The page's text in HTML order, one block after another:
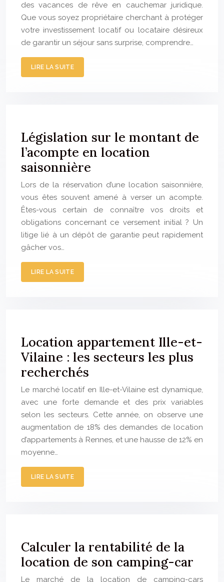
des vacances de rêve en cauchemar juridique.
Que vous soyez propriétaire cherchant à protéger
votre investissement locatif ou locataire désireux
de garantir un séjour sans surprise, comprendre…
LIRE LA SUITE
Législation sur le montant de
l’acompte en location
saisonnière
Lors de la réservation d’une location saisonnière,
vous êtes souvent amené à verser un acompte.
Êtes-vous certain de connaître vos droits et
obligations concernant ce versement initial ? Un
litige lié à un dépôt de garantie peut rapidement
gâcher vos…
LIRE LA SUITE
Location appartement Ille-et-
Vilaine : les secteurs les plus
recherchés
Le marché locatif en Ille-et-Vilaine est dynamique,
avec une forte demande et des prix variables
selon les secteurs. Cette année, on observe une
augmentation de 18% des demandes de location
d’appartements à Rennes, et une hausse de 12% en
moyenne…
LIRE LA SUITE
Calculer la rentabilité de la
location de son camping-car
Le marché de la location de camping-cars